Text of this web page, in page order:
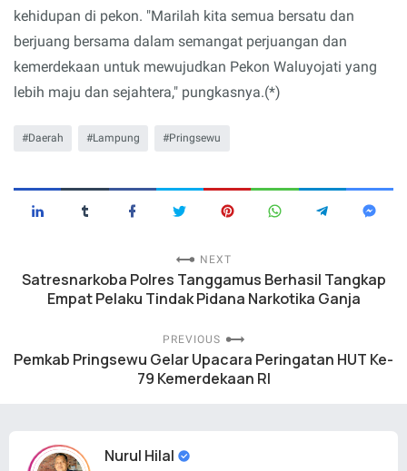
kehidupan di pekon. "Marilah kita semua bersatu dan
berjuang bersama dalam semangat perjuangan dan
kemerdekaan untuk mewujudkan Pekon Waluyojati yang
lebih maju dan sejahtera," pungkasnya.(*)
Daerah Lampung Pringsewu
NEXT
Satresnarkoba Polres Tanggamus Berhasil Tangkap
Empat Pelaku Tindak Pidana Narkotika Ganja
PREVIOUS
Pemkab Pringsewu Gelar Upacara Peringatan HUT Ke-
79 Kemerdekaan RI
Nurul Hilal